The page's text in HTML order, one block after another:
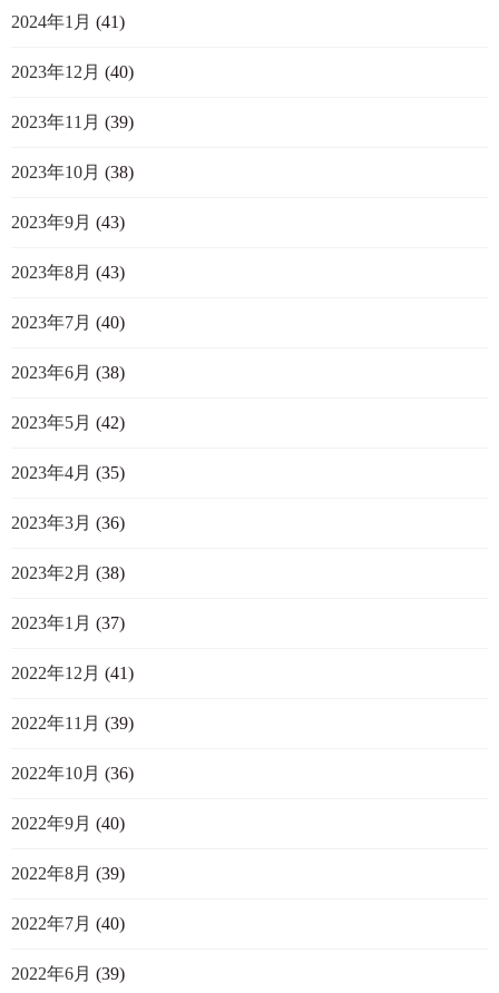
2024年1月 (41)
2023年12月 (40)
2023年11月 (39)
2023年10月 (38)
2023年9月 (43)
2023年8月 (43)
2023年7月 (40)
2023年6月 (38)
2023年5月 (42)
2023年4月 (35)
2023年3月 (36)
2023年2月 (38)
2023年1月 (37)
2022年12月 (41)
2022年11月 (39)
2022年10月 (36)
2022年9月 (40)
2022年8月 (39)
2022年7月 (40)
2022年6月 (39)